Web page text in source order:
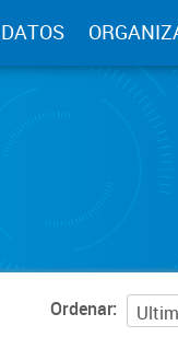
DATOS
Ordenar